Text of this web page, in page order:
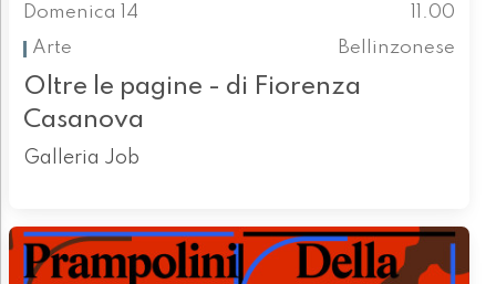
Domenica 14
11.00
Arte
Bellinzonese
Oltre le pagine - di Fiorenza
Casanova
Galleria Job